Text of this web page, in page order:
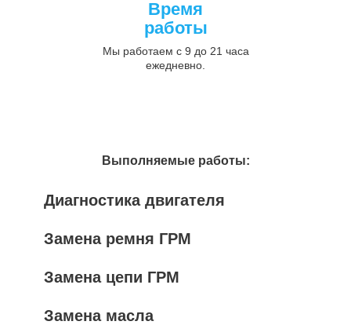
Время
работы
Мы работаем с 9 до 21 часа
ежедневно.
Выполняемые работы:
Диагностика двигателя
Замена ремня ГРМ
Замена цепи ГРМ
Замена масла